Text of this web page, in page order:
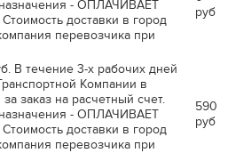
- ОПЛАЧИВАЕТ
доставки в город
перевозчика при
руб
В течение 3-х рабочих дней
Компании в
заказ на расчетный счет.
- ОПЛАЧИВАЕТ
доставки в город
перевозчика при
590
руб